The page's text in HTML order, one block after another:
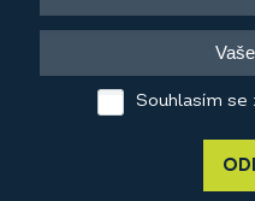
Souhlasím